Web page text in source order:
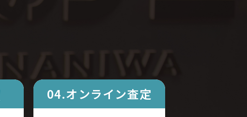
04.オンライン査定